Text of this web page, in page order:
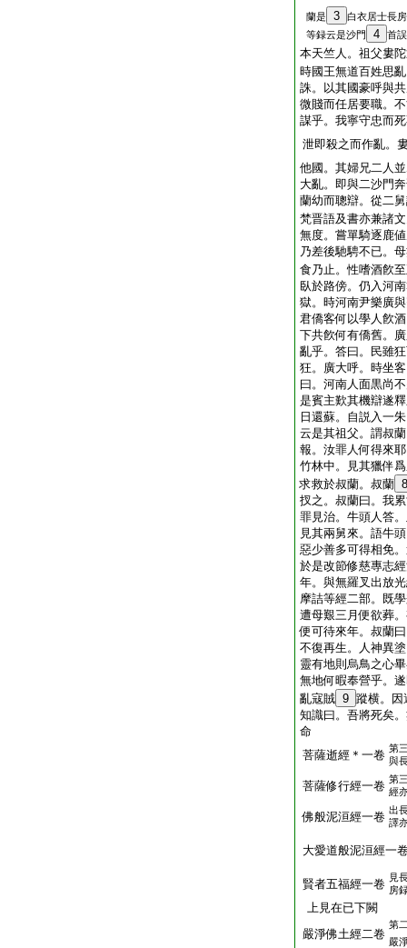
蘭是 3
白衣居士長
等録云是沙門
4 首
本天竺人。祖父婁
時國王無道百姓思
誅。以其國豪呼與
微賤而任居要職。
謀乎。我寧守忠而
泄即殺之而作亂。
他國。其婦兄二人
大亂。即與二沙門
蘭幼而聰辯。從二
梵晋語及書亦兼諸
無度。嘗單騎逐鹿
乃差後馳騁不已。
食乃止。性嗜酒飮
臥於路傍。仍入河
獄。時河南尹樂廣
君僑客何以學人飮
下共飮何有僑舊。
亂乎。答曰。民雖
狂。廣大呼。時坐
曰。河南人面黒尚
是賓主歎其機辯遂
日還蘇。自説入一
云是其祖父。謂叔
報。汝罪人何得來
竹林中。見其獵伴
求救於叔蘭。叔蘭 8
扠之。叔蘭曰。我
罪見治。牛頭人答
見其兩舅來。語牛
惡少善多可得相免
於是改節修慈專志
年。與無羅叉出放
摩詰等經二部。既
遭母艱三月便欲葬
便可待來年。叔蘭
不復再生。人神異
靈有地則烏鳥之心
無地何暇奉營乎。
亂寇賊 9 蹤横。因
知識曰。吾將死矣
命
菩薩逝經＊一卷 第
與
菩薩修行經一卷 第
經
佛般泥洹經一卷 出
譯
大愛道般泥洹經一
賢者五福經一卷 見
房
上見在已下闕
嚴淨佛土經二卷
第
嚴